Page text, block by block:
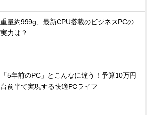
重量約999g、最新CPU搭載のビジネスPCの
実力は？
「5年前のPC」とこんなに違う！予算10万円
台前半で実現する快適PCライフ